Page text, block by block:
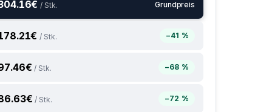
€ / Stk. Grundpreis
€ / Stk. −41 %
€ / Stk. −68 %
€ / Stk. −72 %